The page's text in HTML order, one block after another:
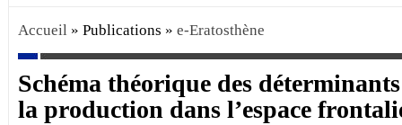
Accueil » Publications » e-Eratosthène
Schéma théorique des
la production dans l’espace